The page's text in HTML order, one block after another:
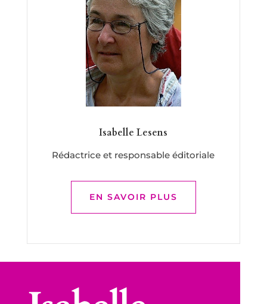
Isabelle Lesens
Rédactrice et responsable éditoriale
EN SAVOIR PLUS